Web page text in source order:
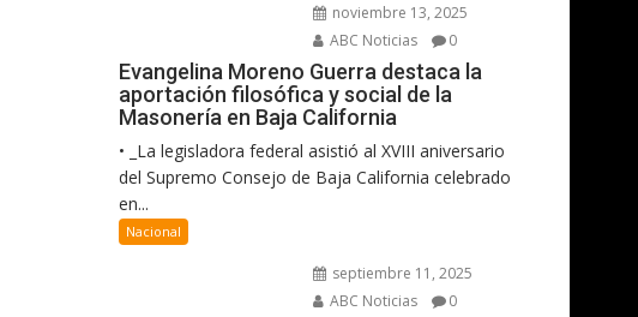
noviembre 13, 2025
ABC Noticias
0
Evangelina Moreno Guerra destaca la
aportación filosófica y social de la
Masonería en Baja California
• _La legisladora federal asistió al XVIII aniversario
del Supremo Consejo de Baja California celebrado
en...
Nacional
septiembre 11, 2025
ABC Noticias
0